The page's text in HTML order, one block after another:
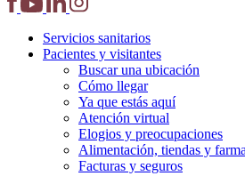
Servicios sanitarios
Pacientes y visitantes
Buscar una ubicación
Cómo llegar
Ya que estás aquí
Atención virtual
Elogios y preocupaciones
Alimentación, tiendas y
Facturas y seguros